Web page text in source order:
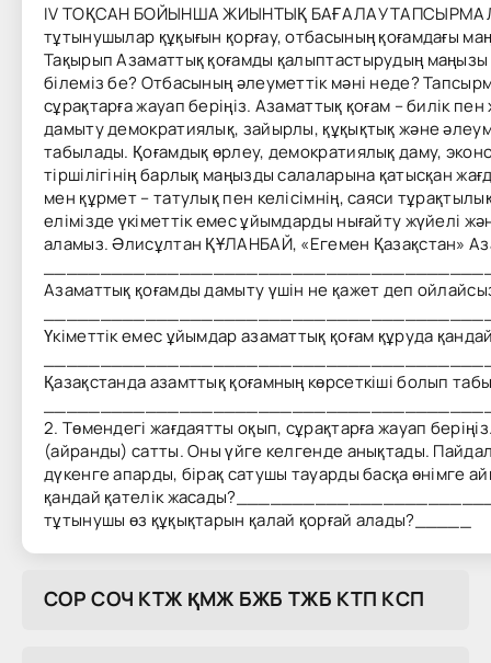
IV ТОҚСАН БОЙЫНША ЖИЫНТЫҚ БАҒАЛАУ
тұтынушылар құқығын қорғау, отбасының қоғамдағы
Тақырып Азаматтық қоғамды қалыптастырудың
білеміз бе? Отбасының әлеуметтік мәні неде?
сұрақтарға жауап беріңіз. Азаматтық қоғам – билік
дамыту демократиялық, зайырлы, құқықтық және
табылады. Қоғамдық өрлеу, демократиялық даму,
тіршілігінің барлық маңызды салаларына қатысқан
мен құрмет – татулық пен келісімнің, саяси
елімізде үкіметтік емес ұйымдарды нығайту жүйелі
аламыз. Әлисұлтан ҚҰЛАНБАЙ, «Егемен Қазақстан»
Азаматтық қоғамды дамыту үшін не қажет деп
Үкіметтік емес ұйымдар азаматтық қоғам құруда
Қазақстанда азамттық қоғамның көрсеткіші болып
2. Төмендегі жағдаятты оқып, сұрақтарға жауап
(айранды) сатты. Оны үйге келгенде анықтады.
дүкенге апарды, бірақ сатушы тауарды басқа
қандай қателік
тұтынушы өз құқықтарын қалай қорғай алады?_____
COP COЧ KTЖ ҚMЖ БЖБ TЖБ KTП KCП